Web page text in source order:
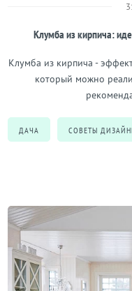
Клумба из кирпича:
Клумба из кирпича -
который можно
ДАЧА СОВЕТЫ